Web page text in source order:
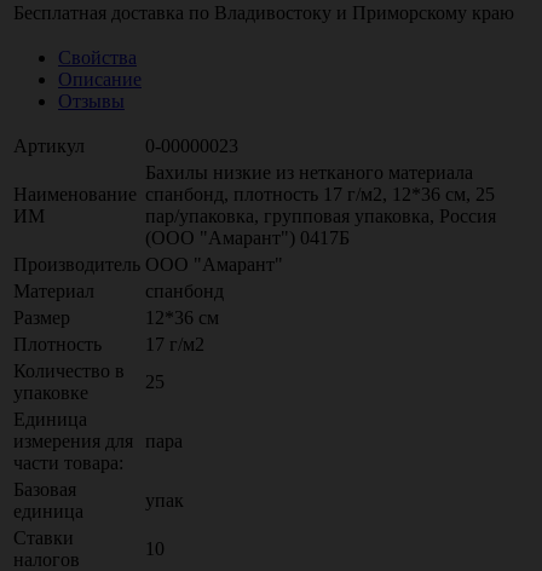
Бесплатная доставка по Владивостоку и Приморскому краю
Свойства
Описание
Отзывы
Артикул 0-00000023
Наименование
ИМ
Бахилы низкие из нетканого материала
спанбонд, плотность 17 г/м2, 12*36 см, 25
пар/упаковка, групповая упаковка, Россия
(ООО "Амарант") 0417Б
Производитель ООО "Амарант"
Материал
спанбонд
Размер
12*36 см
Плотность
17 г/м2
Количество в
упаковке
25
Единица
измерения для
части товара:
пара
Базовая
единица
упак
Ставки
налогов
10